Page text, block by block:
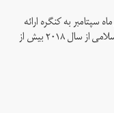
سپتامبر به کنگره ارائه
شد، تحریم‌های دولت دونالد ترامپ علیه جمهوری اسلامی از سال ۲۰۱۸ بیش از